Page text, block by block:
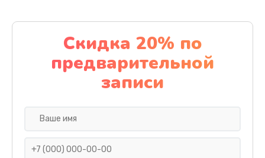
Замена материнской платы
1100 руб.
Заказать
Скидка 20% по
предварительной
записи